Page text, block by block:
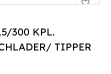
300 KPL.
TIPPER